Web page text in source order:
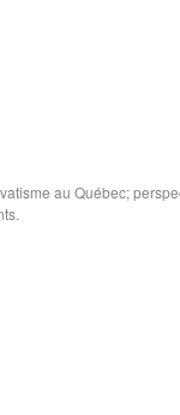
au Québec;